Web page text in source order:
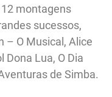
montagens
sucessos,
– O Musical, Alice
Dona Lua, O Dia
de Simba.